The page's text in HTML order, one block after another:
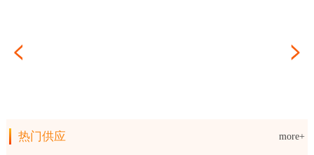
热门供应 more+